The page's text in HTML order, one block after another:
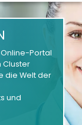
Portal
Cluster
die Welt der
und